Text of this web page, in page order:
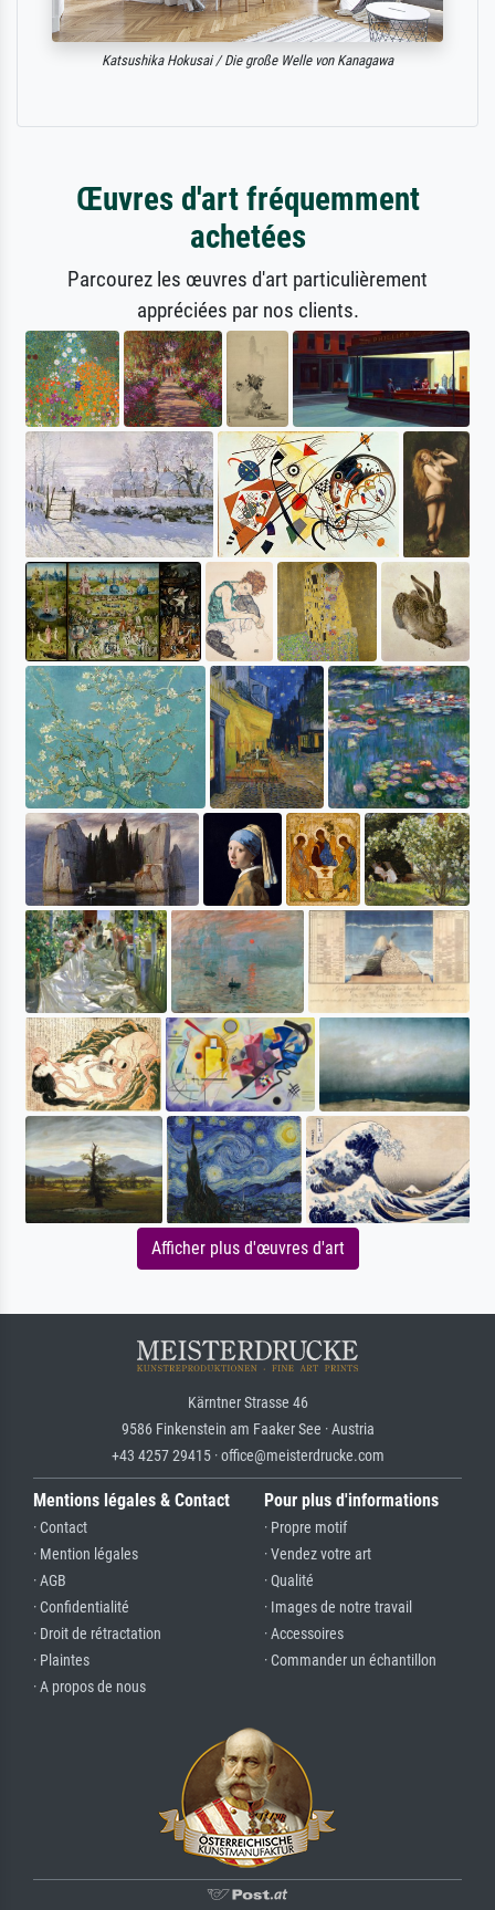
Katsushika Hokusai / Die große Welle von Kanagawa
Œuvres d'art fréquemment
achetées
Parcourez les œuvres d'art particulièrement
appréciées par nos clients.
Afficher plus d'œuvres d'art
Kärntner Strasse 46
9586 Finkenstein am Faaker See · Austria
+43 4257 29415 · office@meisterdrucke.com
Mentions légales & Contact
· Contact
· Mention légales
· AGB
· Confidentialité
· Droit de rétractation
· Plaintes
· A propos de nous
Pour plus d'informations
· Propre motif
· Vendez votre art
· Qualité
· Images de notre travail
· Accessoires
· Commander un échantillon